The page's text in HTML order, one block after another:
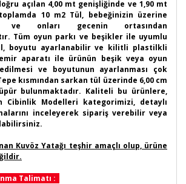
açılan 4,00 mt genişliğinde ve 1,90 mt
10 m2 Tül, bebeğinizin üzerine
ve onları gecenin ortasından
Tüm oyun parkı ve beşikler ile uyumlu
boyutu ayarlanabilir ve kilitli plastilkli
aparatı ile ürünün beşik veya oyun
ve boyutunun ayarlanması çok
kısmından sarkan tül üzerinde 6,00 cm
bulunmaktadır. Kaliteli bu ürünlere,
Cibinlik Modelleri kategorimizi, detaylı
inceleyerek sipariş verebilir veya
Kuvöz Yatağı teşhir amaçlı olup, ürüne
Talimatı :